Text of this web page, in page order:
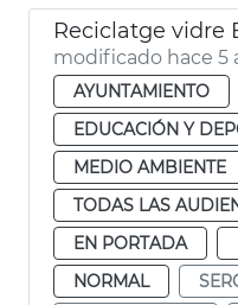
modificado hace 5
AYUNTAMIENTO
EDUCACIÓN Y
MEDIO AMBIENTE
TODAS LAS
EN PORTADA
NORMAL